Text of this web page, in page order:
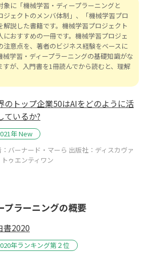
象に「機械学習・ディープラーニングと
ジェクトのメンバ体制」、「機械学習プロ
解説した書籍です。機械学習プロジェクト
におすすめの一冊です。機械学習プロジェ
注意点を、著者のビジネス経験をベースに
械学習・ディープラーニングの基礎知識がな
すが、入門書を1冊読んでから読むと、理解
のトップ企業50はAIをどのように活
ているか?
年 New
：バーナード・マーら 出版社：ディスカヴァ
ゥエンティワン
プラーニングの概要
書2020
年ランキング第２位